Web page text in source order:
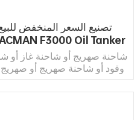
تصنيع السعر المنخفض
F3000 Oil Tanker
Trailers Truck
شاحنة صهريج أو شاحنة غاز أو
وقود أو شاحنة صهريج أو
مركبة بمحرك مصممة لنقل
أو الغازات على الطرق. أكبر